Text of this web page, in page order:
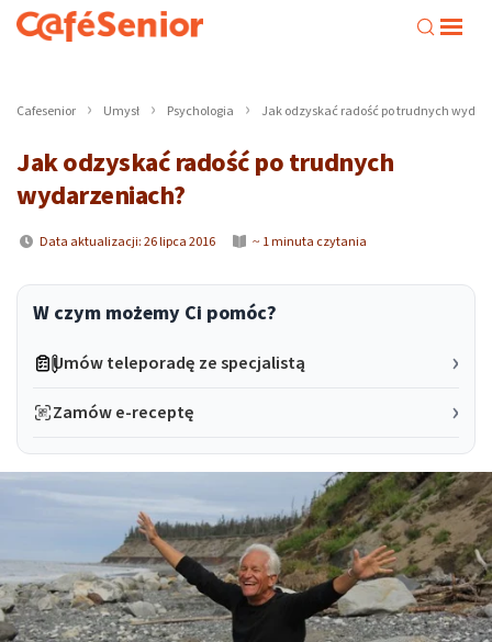
Cafesenior Umysł Psychologia Jak odzyskać radość po trudnych
Jak odzyskać radość po trudnych
wydarzeniach?
Data aktualizacji: 26 lipca 2016 ~ 1 minuta czytania
W czym możemy Ci pomóc?
Umów teleporadę ze specjalistą
Zamów e-receptę